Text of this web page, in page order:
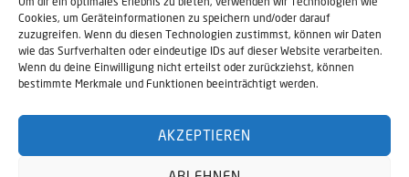
Cookies, um Geräteinformationen zu speichern und/oder darauf
zuzugreifen. Wenn du diesen Technologien zustimmst, können wir Daten
wie das Surfverhalten oder eindeutige IDs auf dieser Website verarbeiten.
Wenn du deine Einwilligung nicht erteilst oder zurückziehst, können
bestimmte Merkmale und Funktionen beeinträchtigt werden.
AKZEPTIEREN
office@sportaustriafinals.at
+43 1 504 44 55
© 2026 Sport Austria Finals. Alle Rechte